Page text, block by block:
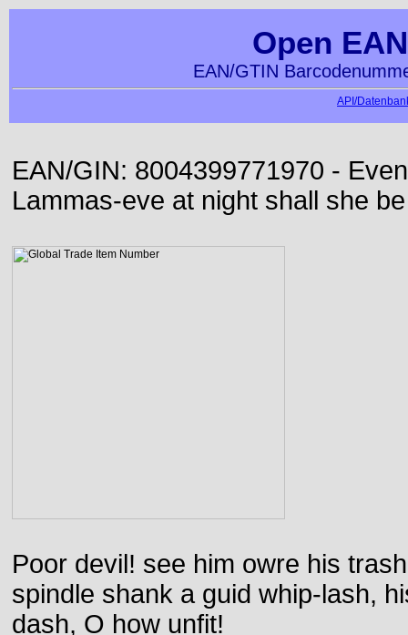
Open
EAN/GTIN
API/
EAN/GIN: 8004399771970 -
Lammas-eve at night shall she
Poor devil! see him owre his
spindle shank a guid whip-lash,
dash, O how unfit!